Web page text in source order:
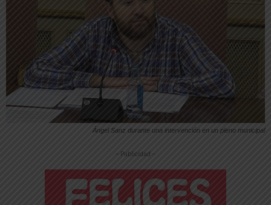
Ángel Sanz durante una intervención en un pleno municipal
-- Publicidad --